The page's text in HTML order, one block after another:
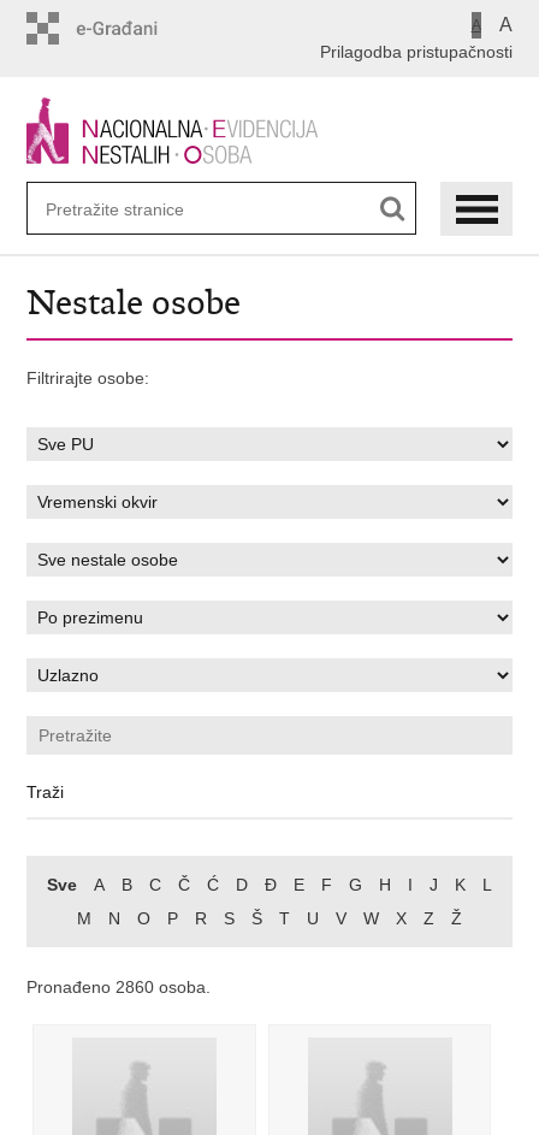
A A
Prilagodba pristupačnosti
Nestale osobe
Filtrirajte osobe:
Sve A B C Č Ć D Đ E F G H I J K
L
M
N O P R S Š T U V W X Z Ž
Pronađeno 2860 osoba.